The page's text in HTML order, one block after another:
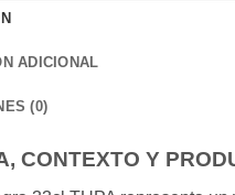
ADICIONAL
(0)
CONTEXTO Y